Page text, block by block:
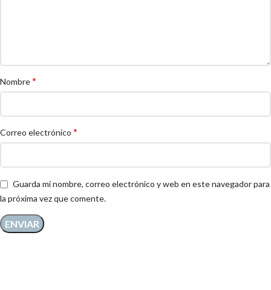
Nombre*
Correo electrónico *
Guarda mi nombre, correo electrónico y web en este navegador para
la próxima vez que comente.